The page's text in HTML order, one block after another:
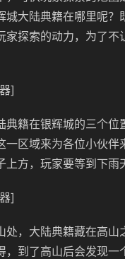
城大陆典籍在哪里呢
家探索的动力，为了
]
典籍在银辉城的三个
一区域来为各位小伙
上方，玩家要等到下雨
]
处，大陆典籍藏在高
，到了高山后会发现